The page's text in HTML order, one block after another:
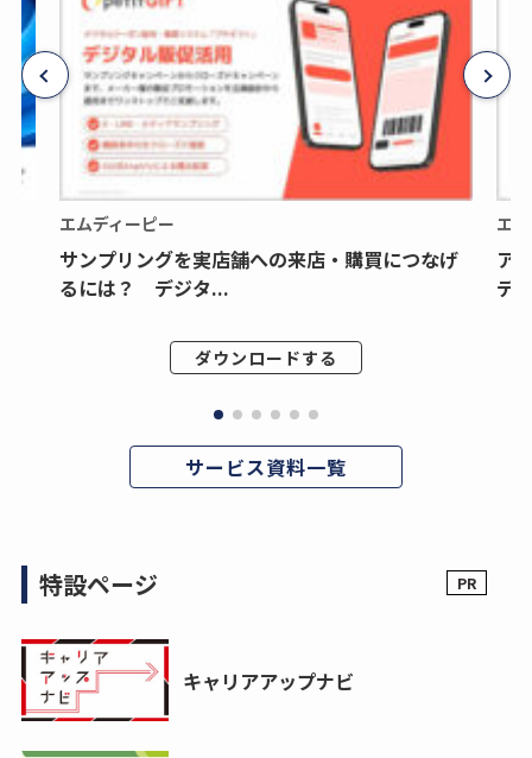
エムディーピー
サンプリングを実店舗への来店・購買につなげ
るには？ デジタ...
ダウンロードする
エ
ア
デ
サービス資料一覧
特設ページ
キャリアアップナビ